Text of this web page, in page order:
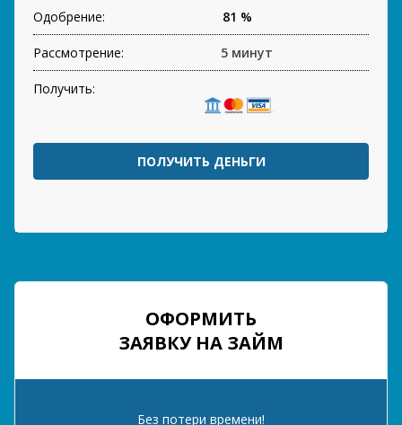
Одобрение: 81 %
Рассмотрение: 5 минут
Получить:
ПОЛУЧИТЬ ДЕНЬГИ
ОФОРМИТЬ
ЗАЯВКУ НА ЗАЙМ
Без потери времени!